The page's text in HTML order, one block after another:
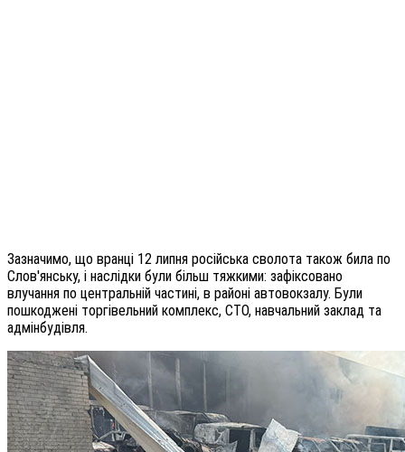
Зазначимо, що вранці 12 липня російська сволота також била по
Слов'янську, і наслідки були більш тяжкими: зафіксовано
влучання по центральній частині, в районі автовокзалу. Були
пошкоджені торгівельний комплекс, СТО, навчальний заклад та
адмінбудівля.